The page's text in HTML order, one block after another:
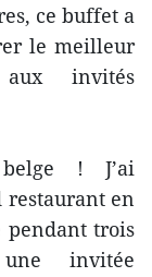
ce buffet a
le meilleur
invités
! J’ai
restaurant en
pendant trois
invitée